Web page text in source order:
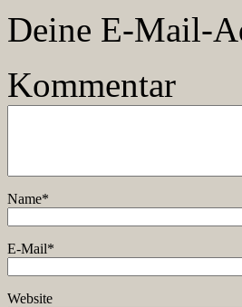
Deine E-Mail-
Kommentar
Name*
E-Mail*
Website